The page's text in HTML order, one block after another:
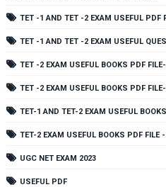
TET -1 AND TET -2 EXAM USEFUL PDF
TET -1 AND TET -2 EXAM USEFUL
TET -2 EXAM USEFUL BOOKS PDF
TET -2 EXAM USEFUL BOOKS PDF
TET-1 AND TET-2 EXAM USEFUL
TET-2 EXAM USEFUL BOOKS PDF FILE
UGC NET EXAM 2023
USEFUL PDF